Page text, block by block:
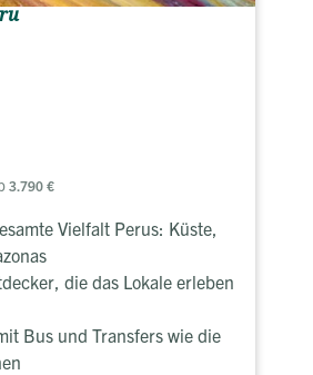
3.790 €
Vielfalt Perus: Küste,
die das Lokale erleben
Bus und Transfers wie die